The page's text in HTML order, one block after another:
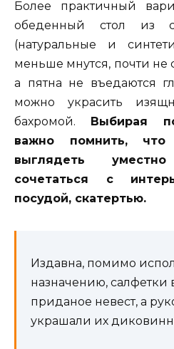
Более практичный
обеденный стол из
(натуральные и
меньше мнутся, почти не
а пятна не въедаются
можно украсить
бахромой. Выбирая
важно помнить,
выглядеть
сочетаться с
посудой, скатертью.
Издавна, помимо
назначению, салфетки
приданое невест, а
украшали их